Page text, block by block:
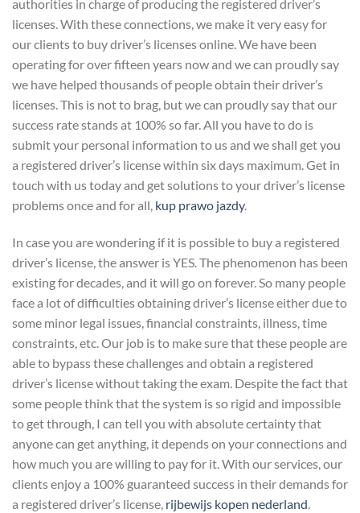
authorities in charge of producing the registered driver’s
licenses. With these connections, we make it very easy for
our clients to buy driver’s licenses online. We have been
operating for over fifteen years now and we can proudly say
we have helped thousands of people obtain their driver’s
licenses. This is not to brag, but we can proudly say that our
success rate stands at 100% so far. All you have to do is
submit your personal information to us and we shall get you
a registered driver’s license within six days maximum. Get in
touch with us today and get solutions to your driver’s license
problems once and for all, kup prawo jazdy.
In case you are wondering if it is possible to buy a registered
driver’s license, the answer is YES. The phenomenon has been
existing for decades, and it will go on forever. So many people
face a lot of difficulties obtaining driver’s license either due to
some minor legal issues, financial constraints, illness, time
constraints, etc. Our job is to make sure that these people are
able to bypass these challenges and obtain a registered
driver’s license without taking the exam. Despite the fact that
some people think that the system is so rigid and impossible
to get through, I can tell you with absolute certainty that
anyone can get anything, it depends on your connections and
how much you are willing to pay for it. With our services, our
clients enjoy a 100% guaranteed success in their demands for
a registered driver’s license, rijbewijs kopen nederland